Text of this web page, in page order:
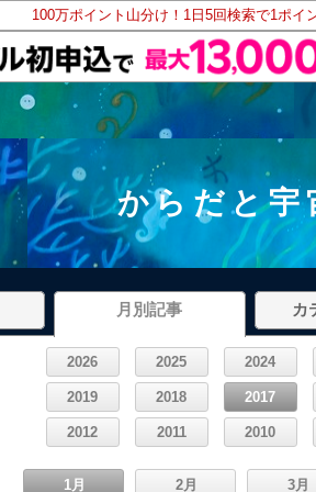
100万ポイント山分け！1日5回検索で1ポイ
からだと宇
月別記事 カ
2026 2025 2024
2019 2018 2017
2012 2011 2010
1月 2月 3月